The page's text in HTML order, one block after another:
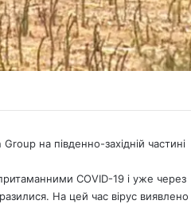
на південно-західній частині
COVID-19 і уже через
На цей час вірус виявлено